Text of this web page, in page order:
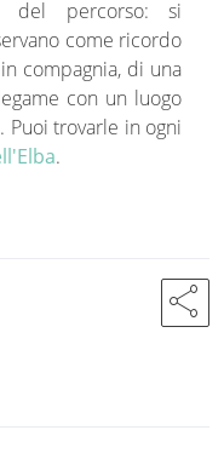
del percorso: si
come ricordo
compagnia, di una
con un luogo
trovarle in ogni
.
share